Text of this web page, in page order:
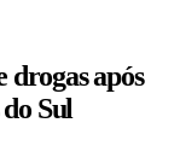
após
Sul